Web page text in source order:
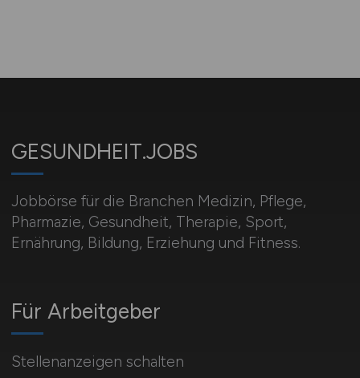
GESUNDHEIT.JOBS
Jobbörse für die Branchen Medizin, Pflege,
Pharmazie, Gesundheit, Therapie, Sport,
Ernährung, Bildung, Erziehung und Fitness.
Für Arbeitgeber
Stellenanzeigen schalten